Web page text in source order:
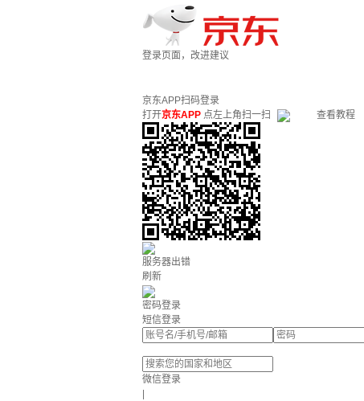
登录页面，改进建议
京东APP扫码登录
打开京东APP 点左上角扫一扫 查看教程
服务器出错
刷新
密码登录
短信登录
微信登录